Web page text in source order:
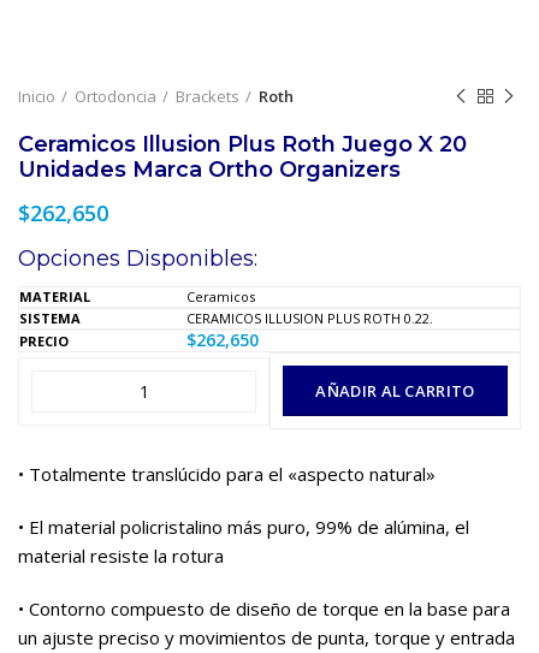
Inicio Ortodoncia Brackets Roth
Ceramicos Illusion Plus Roth Juego X 20
Unidades Marca Ortho Organizers
$262,650
Opciones Disponibles:
Ceramicos
CERAMICOS ILLUSION PLUS ROTH 0.22.
$262,650
AÑADIR AL CARRITO
• Totalmente translúcido para el «aspecto natural»
• El material policristalino más puro, 99% de alúmina, el
material resiste la rotura
• Contorno compuesto de diseño de torque en la base para
un ajuste preciso y movimientos de punta, torque y entrada